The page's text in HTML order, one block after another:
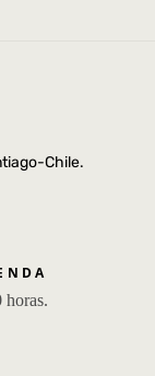
Chile.
horas.